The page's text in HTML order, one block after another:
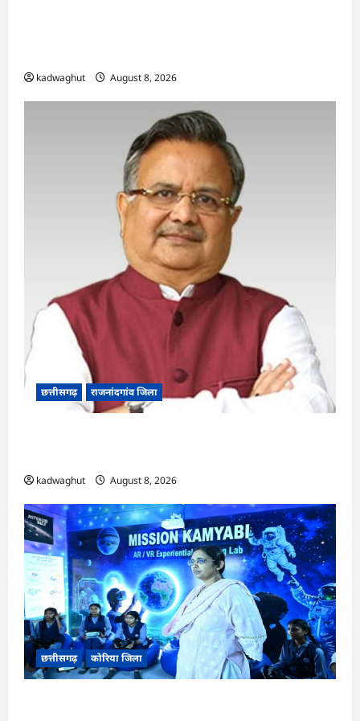
kadwaghut August 8, 2026
छत्तीसगढ़ राजनांदगांव जिला
kadwaghut August 8, 2026
छत्तीसगढ़ कोरिया जिला